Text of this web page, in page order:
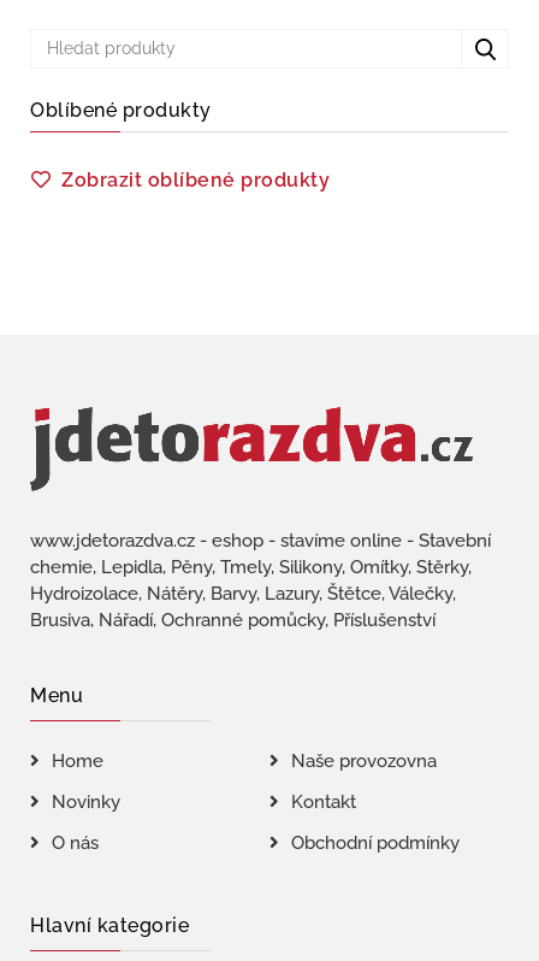
Oblíbené produkty
Zobrazit oblíbené produkty
www.jdetorazdva.cz - eshop - stavíme online - Stavební
chemie, Lepidla, Pěny, Tmely, Silikony, Omítky, Stěrky,
Hydroizolace, Nátěry, Barvy, Lazury, Štětce, Válečky,
Brusiva, Nářadí, Ochranné pomůcky, Příslušenství
Menu
Home
Naše provozovna
Novinky
Kontakt
O nás
Obchodní podmínky
Hlavní kategorie